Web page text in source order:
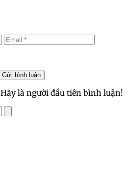
Gửi bình luận
là người đầu tiên bình luận!